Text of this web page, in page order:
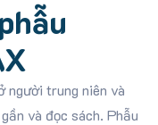
người trung niên và
và đọc sách. Phẫu